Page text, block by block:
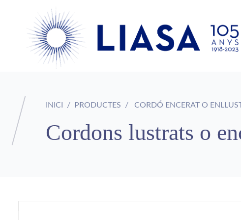
INICI PRODUCTES CORDÓ ENCERAT O
Cordons lustrats o